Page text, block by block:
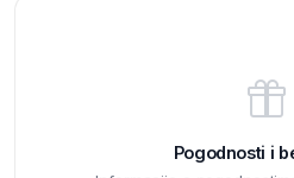
Pogodnosti i